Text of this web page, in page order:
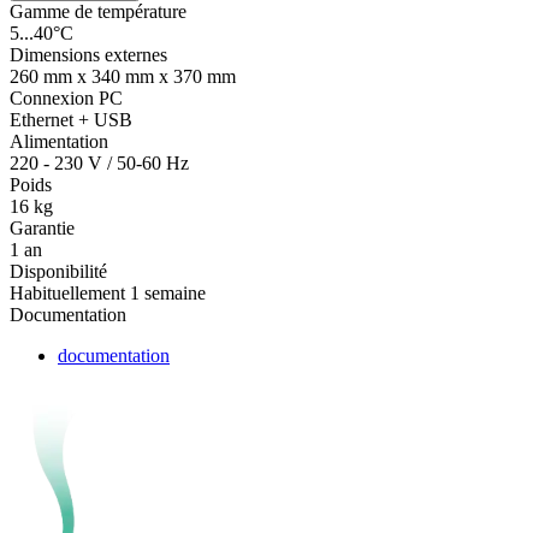
Gamme de température
5...40°C
Dimensions externes
260 mm x 340 mm x 370 mm
Connexion PC
Ethernet + USB
Alimentation
220 - 230 V / 50-60 Hz
Poids
16 kg
Garantie
1 an
Disponibilité
Habituellement 1 semaine
Documentation
documentation